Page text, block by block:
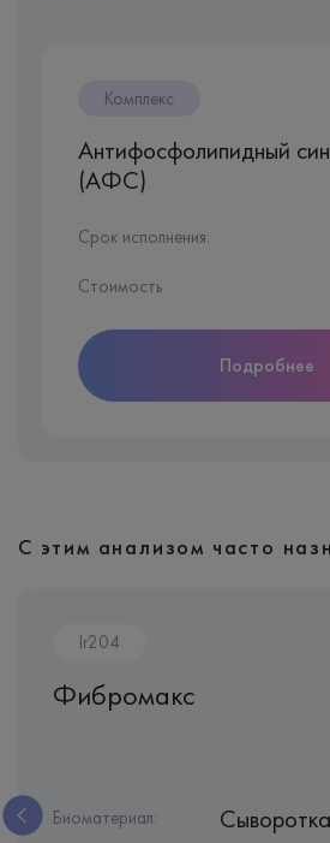
Комплекс
Антифосфолипидный
(АФС)
Срок исполнения:
Стоимость
Подробнее
С этим анализом часто
Ir204
Фибромакс
Биоматериал: